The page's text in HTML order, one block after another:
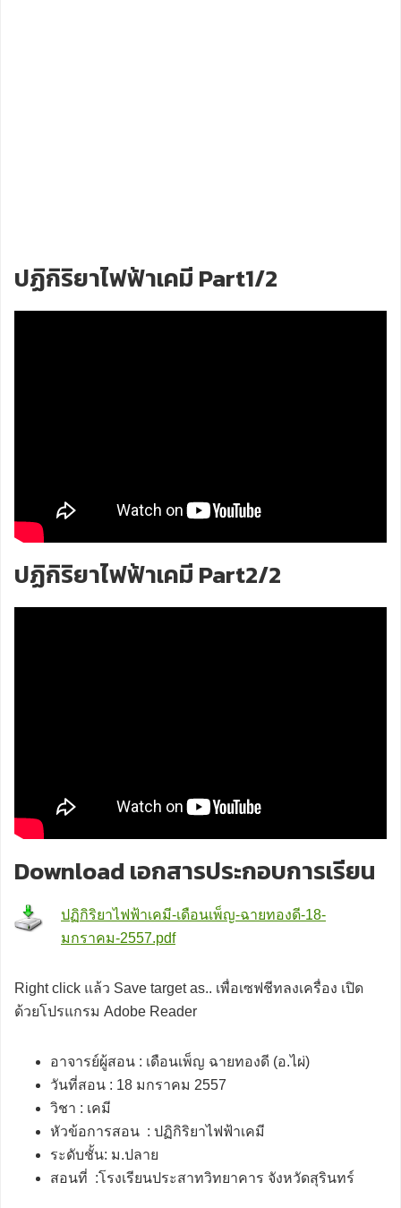
ปฏิกิริยาไฟฟ้าเคมี Part1/2
ปฏิกิริยาไฟฟ้าเคมี Part2/2
Download เอกสารประกอบการเรียน
ปฏิกิริยาไฟฟ้าเคมี-เดือนเพ็ญ-ฉายทองดี-18-
มกราคม-2557.pdf
Right click แล้ว Save target as.. เพื่อเซฟชีทลงเครื่อง เปิด
ด้วยโปรแกรม Adobe Reader
อาจารย์ผู้สอน : เดือนเพ็ญ ฉายทองดี (อ.ไผ่)
วันที่สอน : 18 มกราคม 2557
วิชา : เคมี
หัวข้อการสอน : ปฏิกิริยาไฟฟ้าเคมี
ระดับชั้น: ม.ปลาย
สอนที่ :โรงเรียนประสาทวิทยาคาร จังหวัดสุรินทร์